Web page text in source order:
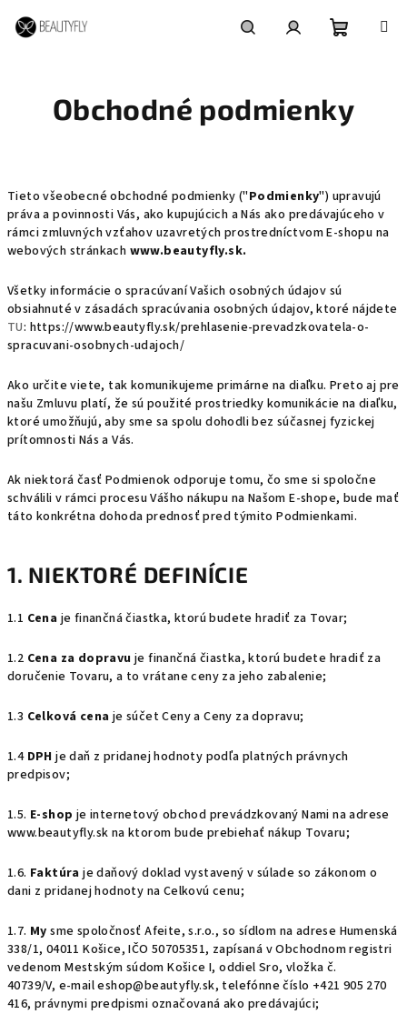
košík
Obchodné podmienky
Tieto všeobecné obchodné podmienky ("Podmienky") upravujú
práva a povinnosti Vás, ako kupujúcich a Nás ako predávajúceho v
rámci zmluvných vzťahov uzavretých prostredníctvom E-shopu na
webových stránkach www.beautyfly.sk.
Všetky informácie o spracúvaní Vašich osobných údajov sú
obsiahnuté v zásadách spracúvania osobných údajov, ktoré nájdete
TU: https://www.beautyfly.sk/prehlasenie-prevadzkovatela-o-
spracuvani-osobnych-udajoch/
Ako určite viete, tak komunikujeme primárne na diaľku. Preto aj pre
našu Zmluvu platí, že sú použité prostriedky komunikácie na diaľku,
ktoré umožňujú, aby sme sa spolu dohodli bez súčasnej fyzickej
prítomnosti Nás a Vás.
Ak niektorá časť Podmienok odporuje tomu, čo sme si spoločne
schválili v rámci procesu Vášho nákupu na Našom E-shope, bude mať
táto konkrétna dohoda prednosť pred týmito Podmienkami.
1. NIEKTORÉ DEFINÍCIE
1.1 Cena je finančná čiastka, ktorú budete hradiť za Tovar;
1.2 Cena za dopravu je finančná čiastka, ktorú budete hradiť za
doručenie Tovaru, a to vrátane ceny za jeho zabalenie;
1.3 Celková cena je súčet Ceny a Ceny za dopravu;
1.4DPH je daň z pridanej hodnoty podľa platných právnych
predpisov;
1.5. E-shop je internetový obchod prevádzkovaný Nami na adrese
www.beautyfly.sk na ktorom bude prebiehať nákup Tovaru;
1.6. Faktúra je daňový doklad vystavený v súlade so zákonom o
dani z pridanej hodnoty na Celkovú cenu;
1.7. My sme spoločnosť Afeite, s.r.o., so sídlom na adrese Humenská
338/1, 04011 Košice, IČO 50705351, zapísaná v Obchodnom registri
vedenom Mestským súdom Košice I, oddiel Sro,vložka č.
40739/V, e-mail eshop@beautyfly.sk, telefónne číslo +421 905 270
416, právnymi predpismi označovaná ako predávajúci;